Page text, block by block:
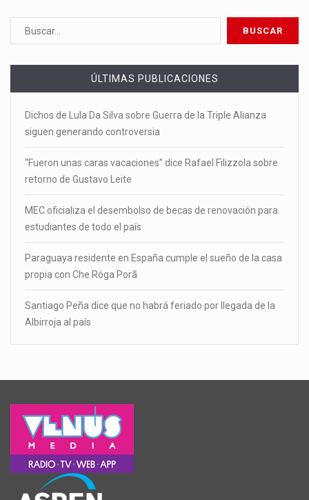
ÚLTIMAS PUBLICACIONES
Dichos de Lula Da Silva sobre Guerra de la Triple Alianza
siguen generando controversia
“Fueron unas caras vacaciones” dice Rafael Filizzola sobre
retorno de Gustavo Leite
MEC oficializa el desembolso de becas de renovación para
estudiantes de todo el país
Paraguaya residente en España cumple el sueño de la casa
propia con Che Róga Porã
Santiago Peña dice que no habrá feriado por llegada de la
Albirroja al país